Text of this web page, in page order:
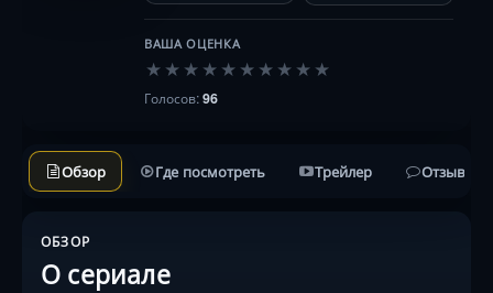
ВАША ОЦЕНКА
★ ★ ★ ★ ★ ★ ★ ★ ★ ★
Голосов:96
Обзор Где посмотреть Трейлер Отзывы
ОБЗОР
О сериале